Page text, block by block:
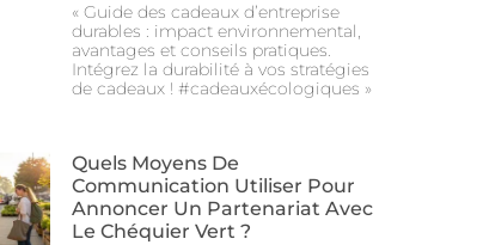
« Guide des cadeaux d’entreprise
durables : impact environnemental,
avantages et conseils pratiques.
Intégrez la durabilité à vos stratégies
de cadeaux ! #cadeauxécologiques »
Quels Moyens De
Communication Utiliser Pour
Annoncer Un Partenariat Avec
Le Chéquier Vert ?